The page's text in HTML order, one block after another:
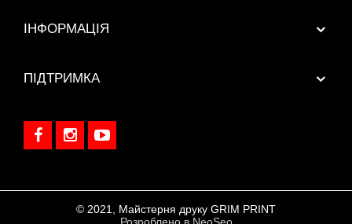
ІНФОРМАЦІЯ
ПІДТРИМКА
© 2021, Майстерня друку GRIM PRINT
Розроблено в NeoSeo